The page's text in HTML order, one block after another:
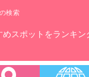
検索
スポットをランキン